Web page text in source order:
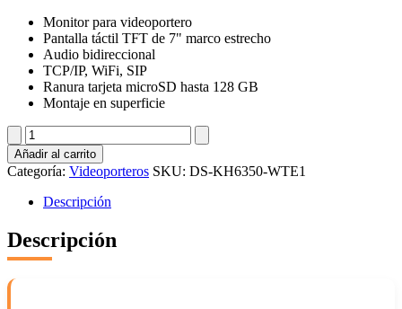
Monitor para videoportero
Pantalla táctil TFT de 7" marco estrecho
Audio bidireccional
TCP/IP, WiFi, SIP
Ranura tarjeta microSD hasta 128 GB
Montaje en superficie
DS-
KH6350-
WTE1
cantidad
Añadir al carrito
Categoría: Videoporteros SKU: DS-KH6350-WTE1
Descripción
Descripción